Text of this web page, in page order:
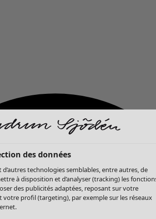
des données
d’autres technologies semblables, entre autres, de
à disposition et d’analyser (tracking) les
des publicités adaptées, reposant sur votre
profil (targeting), par exemple sur les réseaux